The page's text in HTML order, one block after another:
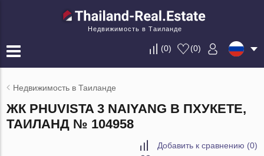
Недвижимость в Таиланде
(0) (0)
Недвижимость в Таиланде
ЖК PHUVISTA 3 NAIYANG В ПХУКЕТЕ,
ТАИЛАНД № 104958
Добавить к сравнению (0)